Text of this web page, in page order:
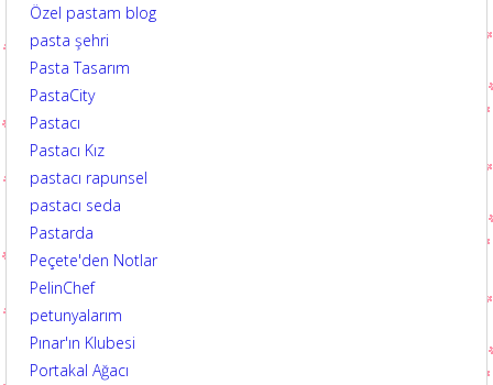
Özel pastam blog
pasta şehri
Pasta Tasarım
PastaCity
Pastacı
Pastacı Kız
pastacı rapunsel
pastacı seda
Pastarda
Peçete'den Notlar
PelinChef
petunyalarım
Pınar'ın Klubesi
Portakal Ağacı